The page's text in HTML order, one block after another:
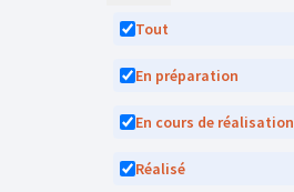
Tout
En préparation
En cours de réalisation
Réalisé